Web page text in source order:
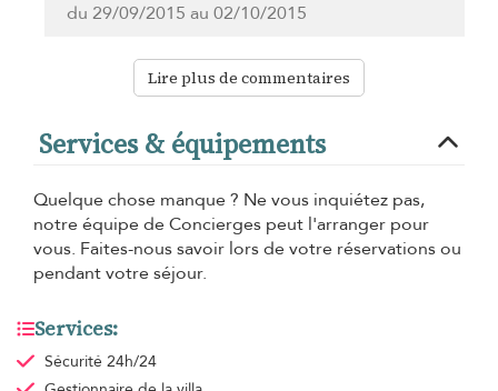
du 29/09/2015 au 02/10/2015
Lire plus de commentaires
Services & équipements
Quelque chose manque ? Ne vous inquiétez pas,
notre équipe de Concierges peut l'arranger pour
vous. Faites-nous savoir lors de votre réservations ou
pendant votre séjour.
Services:
Sécurité 24h/24